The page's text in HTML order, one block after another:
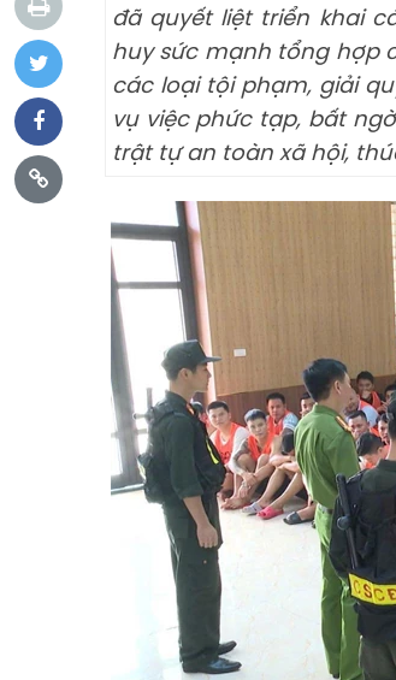
đã quyết liệt triển khai
huy sức mạnh tổng hợp
các loại tội phạm, giải
vụ việc phức tạp, bất
trật tự an toàn xã hội,